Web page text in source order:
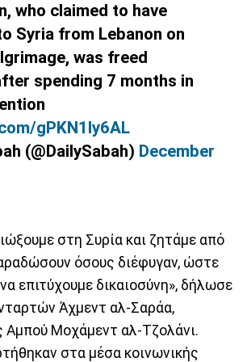
who claimed to have
Syria from Lebanon on
was freed
spending 7 months in
gPKN1ly6AL
(@DailySabah) December
στη Συρία και ζητάμε από
όσους διέφυγαν, ώστε
επιτύχουμε δικαιοσύνη», δήλωσε
Άχμεντ αλ-Σαράα,
Αμπού Μοχάμεντ αλ-Τζολάνι.
στα μέσα κοινωνικής